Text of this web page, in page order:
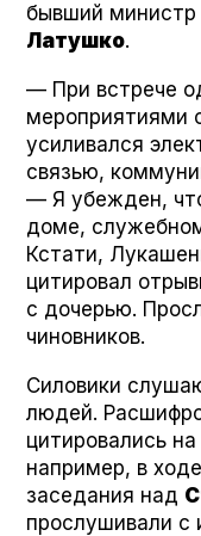
бывший министр
Латушко.
— При встрече
мероприятиями
усиливался
связью,
— Я убежден,
доме,
Кстати,
цитировал
с дочерью.
чиновников.
Силовики
людей.
цитировались
например, в
заседания над
прослушивали с